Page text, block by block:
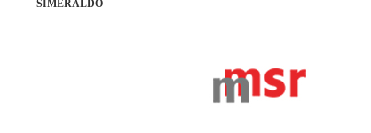
SİMERALDO